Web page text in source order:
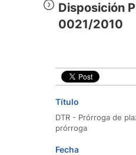
Disposición
0021/2010
Título
DTR - Prórroga de
prórroga
Fecha